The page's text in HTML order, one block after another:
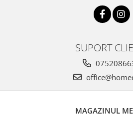
SUPORT
MAGAZINUL